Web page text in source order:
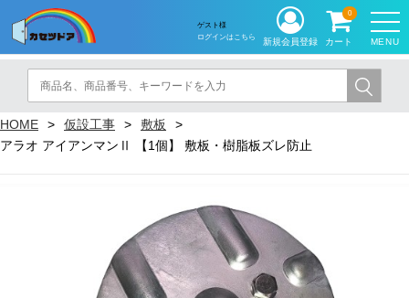
MENU
ゲスト様
ログインはこちら
新規会員登録 カート
0
HOME 仮設工事
敷板
アラオ アイアンマンⅡ 【1個】 敷板・樹脂板ズレ防止